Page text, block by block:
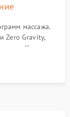
массажа.
Zero Gravity,
тела. Контроль
скрипов при